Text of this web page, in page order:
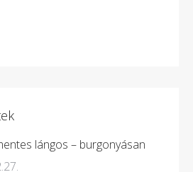
lángos – burgonyásan